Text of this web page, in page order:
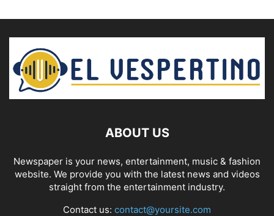
ABOUT US
Newspaper is your news, entertainment, music & fashion
website. We provide you with the latest news and videos
straight from the entertainment industry.
Contact us: contact@yoursite.com